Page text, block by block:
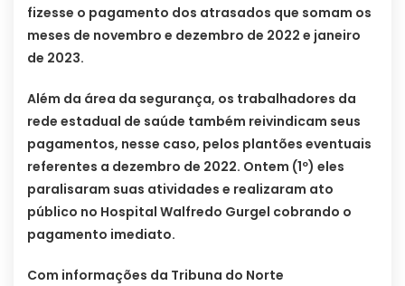
fizesse o pagamento dos atrasados que somam os
meses de novembro e dezembro de 2022 e janeiro
de 2023.
Além da área da segurança, os trabalhadores da
rede estadual de saúde também reivindicam seus
pagamentos, nesse caso, pelos plantões eventuais
referentes a dezembro de 2022. Ontem (1º) eles
paralisaram suas atividades e realizaram ato
público no Hospital Walfredo Gurgel cobrando o
pagamento imediato.
Com informações da Tribuna do Norte